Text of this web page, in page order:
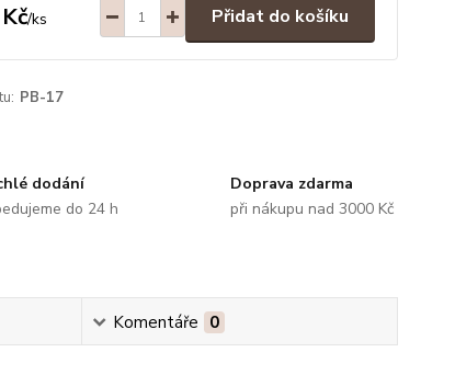
/ks Přidat do košíku
PB-17
dodání
do 24 h
Doprava zdarma
při nákupu nad 3000 Kč
Komentáře 0